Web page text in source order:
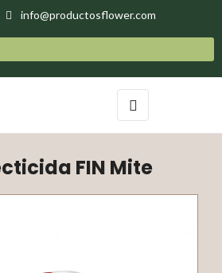
info@productosflower.com
Navegación
de
palanca
☰
FIN Mite